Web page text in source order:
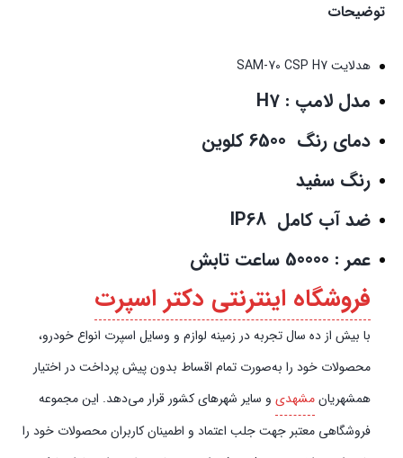
توضیحات
هدلایت SAM-70 CSP H7
مدل لامپ : H7
دمای رنگ 6500 کلوین
رنگ سفید
ضد آب کامل IP68
عمر : 50000 ساعت تابش
فروشگاه اینترنتی دکتر اسپرت
با بیش از ده سال تجربه در زمینه لوازم و وسایل اسپرت انواع خودرو،
محصولات خود را به‌صورت تمام اقساط بدون پیش‌‎ پرداخت در اختیار
همشهریانمشهدی و سایر شهرهای کشور قرار می‌دهد. این مجموعه
فروشگاهی معتبر جهت جلب اعتماد و اطمینان کاربران محصولات خود را